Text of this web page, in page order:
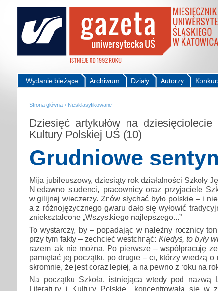
Autorzy
Działy
Archiwum
Wydanie bieżące
Strona główna › Niesklasyfikowane
Dziesięć artykułów na
Kultury Polskiej UŚ (10)
Grudniowe
Mija jubileuszowy, dziesiąty rok działalności Szkoły
Niedawno studenci, pracownicy oraz przyjaciele
wigilijnej wieczerzy. Znów słychać było polskie – i
a z różnojęzycznego gwaru dało się wyłowić
zniekształcone „Wszystkiego najlepszego...”
To wystarczy, by – popadając w należny rocznicy
przy tym fakty – zechcieć westchnąć: Kiedyś, to były
razem tak nie można. Po pierwsze – współpracuję
pamiętać jej początki, po drugie – ci, którzy wiedzą o
skromnie, że jest coraz lepiej, a na pewno z roku na
Na początku Szkoła, istniejąca wtedy pod nazwą
Literatury i Kultury Polskiej, koncentrowała się w